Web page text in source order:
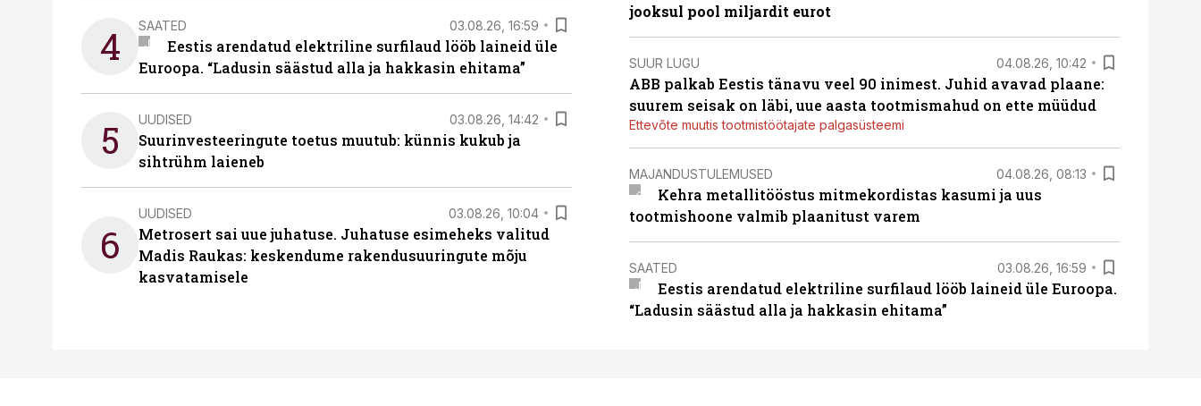
4 SAATED 03.08.26, 16:59
Eestis arendatud elektriline surfilaud lööb laineid üle
Euroopa. “Ladusin säästud alla ja hakkasin ehitama”
5 UUDISED 03.08.26, 14:42
Suurinvesteeringute toetus muutub: künnis kukub ja
sihtrühm laieneb
6
UUDISED 03.08.26, 10:04
Metrosert sai uue juhatuse. Juhatuse esimeheks valitud
Madis Raukas: keskendume rakendusuuringute mõju
kasvatamisele
jooksul pool miljardit eurot
SUUR LUGU 04.08.26, 10:42
ABB palkab Eestis tänavu veel 90 inimest. Juhid avavad plaane:
suurem seisak on läbi, uue aasta tootmismahud on ette müüdud
Ettevõte muutis tootmistöötajate palgasüsteemi
MAJANDUSTULEMUSED 04.08.26, 08:13
Kehra metallitööstus mitmekordistas kasumi ja uus
tootmishoone valmib plaanitust varem
SAATED 03.08.26, 16:59
Eestis arendatud elektriline surfilaud lööb laineid üle Euroopa.
“Ladusin säästud alla ja hakkasin ehitama”